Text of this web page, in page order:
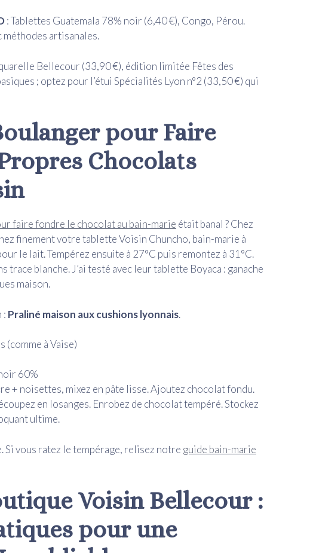
: Tablettes Guatemala 78% noir (6,40 €), Congo, Pérou.
méthodes artisanales.
Bellecour (33,90 €), édition limitée Fêtes des
; optez pour l’étui Spécialités Lyon n°2 (33,50 €) qui
pour Faire
Chocolats
faire fondre le chocolat au bain-marie était banal ? Chez
finement votre tablette Voisin Chuncho, bain-marie à
le lait. Tempérez ensuite à 27°C puis remontez à 31°C.
trace blanche. J’ai testé avec leur tablette Boyaca : ganache
maison.
: Praliné maison aux cushions lyonnais.
à Vaise)
60%
+ noisettes, mixez en pâte lisse. Ajoutez chocolat fondu.
en losanges. Enrobez de chocolat tempéré. Stockez
ultime.
Si vous ratez le tempérage, relisez notre guide bain-marie
Voisin Bellecour :
pour une